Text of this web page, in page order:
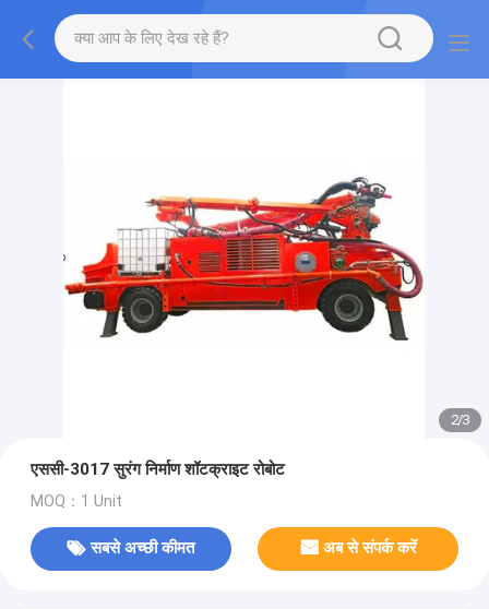
2/3
एससी-3017 सुरंग निर्माण शॉटक्राइट रोबोट
MOQ：1 Unit
सबसे अच्छी कीमत अब से संपर्क करें